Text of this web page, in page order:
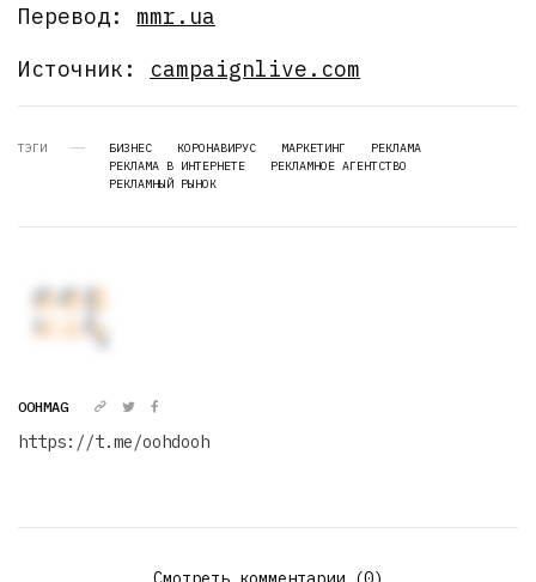
Перевод: mmr.ua
Источник: campaignlive.com
ТЭГИ БИЗНЕС КОРОНАВИРУС МАРКЕТИНГ
РЕКЛАМА
РЕКЛАМА В ИНТЕРНЕТЕ
РЕКЛАМНОЕ АГЕНТСТВО
РЕКЛАМНЫЙ РЫНОК
OOHMAG
https://t.me/oohdooh